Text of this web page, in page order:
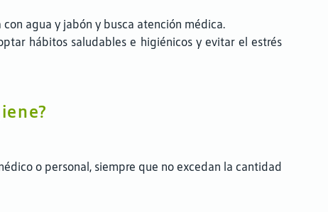
agua y jabón y busca atención médica.
hábitos saludables e higiénicos y evitar el estrés
o personal, siempre que no excedan la cantidad